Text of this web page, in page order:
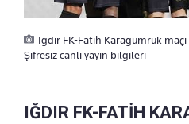
Iğdır FK-Fatih Karagümrük
Şifresiz canlı yayın bilgileri
IĞDIR FK-FATİH